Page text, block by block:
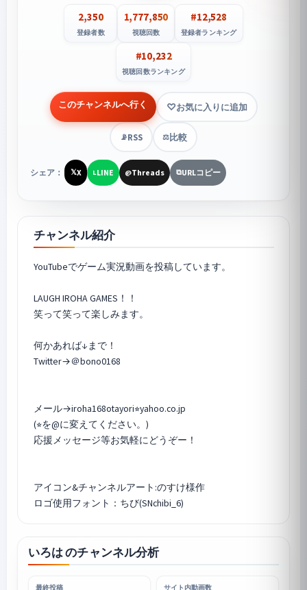
2,350
登録者数
1,777,850
視聴回数
#12,528
登録者ランキング
#10,232
視聴回数ランキング
このチャンネルへ行く お気に入りに追加
📡RSS ⚖️比較
シェア： 𝕏X LLINE @Threads ⧉URLコピー
チャンネル紹介
YouTubeでゲーム実況動画を投稿しています。
LAUGH IROHA GAMES！！
笑って笑って楽しみます。
何かあれば↓まで！
Twitter→＠bono0168
メール→iroha168otayori⭐︎yahoo.co.jp
(⭐︎を@に変えてください。)
応援メッセージ等お気軽にどうぞー！
アイコン&チャンネルアート:のすけ様作
ロゴ使用フォント：ちび(SNchibi_6)
いろは のチャンネル分析
最終投稿 サイト内動画数